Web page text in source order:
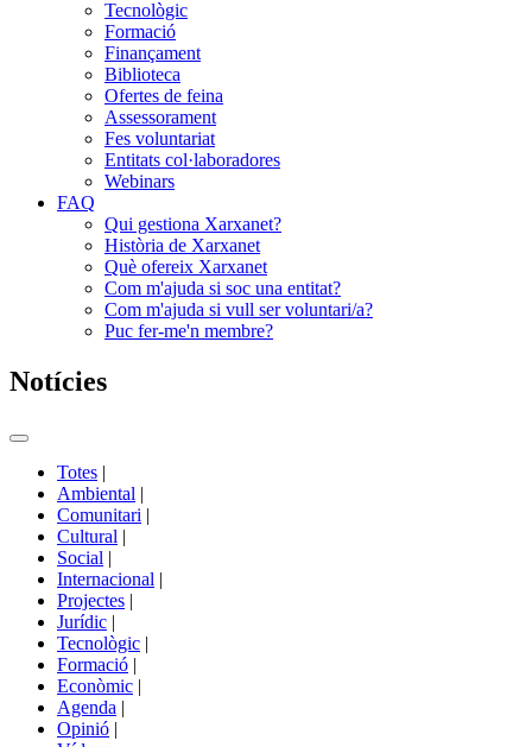
Tecnològic
Formació
Finançament
Biblioteca
Ofertes de feina
Assessorament
Fes voluntariat
Entitats col·laboradores
Webinars
FAQ
Qui gestiona Xarxanet?
Història de Xarxanet
Què ofereix Xarxanet
Com m'ajuda si soc una entitat?
Com m'ajuda si vull ser voluntari/a?
Puc fer-me'n membre?
Notícies
Commutador
portals
Totes |
Ambiental |
Comunitari |
Cultural |
Social |
Internacional |
Projectes |
Jurídic |
Tecnològic |
Formació |
Econòmic |
Agenda |
Opinió |